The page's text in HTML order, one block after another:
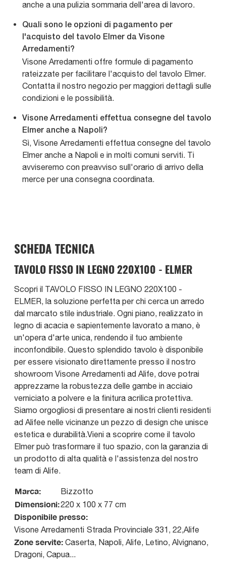
anche a una pulizia sommaria dell'area di lavoro.
Quali sono le opzioni di pagamento per
l'acquisto del tavolo Elmer da Visone
Arredamenti?
Visone Arredamenti offre formule di pagamento
rateizzate per facilitare l'acquisto del tavolo Elmer.
Contatta il nostro negozio per maggiori dettagli sulle
condizioni e le possibilità.
Visone Arredamenti effettua consegne del tavolo
Elmer anche a Napoli?
Sì, Visone Arredamenti effettua consegne del tavolo
Elmer anche a Napoli e in molti comuni serviti. Ti
avviseremo con preavviso sull'orario di arrivo della
merce per una consegna coordinata.
SCHEDA TECNICA
TAVOLO FISSO IN LEGNO 220X100 - ELMER
Scopri il TAVOLO FISSO IN LEGNO 220X100 -
ELMER, la soluzione perfetta per chi cerca un arredo
dal marcato stile industriale. Ogni piano, realizzato in
legno di acacia e sapientemente lavorato a mano, è
un'opera d'arte unica, rendendo il tuo ambiente
inconfondibile. Questo splendido tavolo è disponibile
per essere visionato direttamente presso il nostro
showroom Visone Arredamenti ad Alife, dove potrai
apprezzarne la robustezza delle gambe in acciaio
verniciato a polvere e la finitura acrilica protettiva.
Siamo orgogliosi di presentare ai nostri clienti residenti
ad Alifee nelle vicinanze un pezzo di design che unisce
estetica e durabilità.Vieni a scoprire come il tavolo
Elmer può trasformare il tuo spazio, con la garanzia di
un prodotto di alta qualità e l'assistenza del nostro
team di Alife.
Marca: Bizzotto
Dimensioni:220 x 100 x 77 cm
Disponibile presso:
Visone Arredamenti Strada Provinciale 331, 22,Alife
Zone servite: Caserta, Napoli, Alife, Letino, Alvignano,
Dragoni, Capua...